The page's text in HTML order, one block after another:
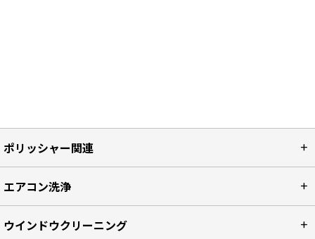
ポリッシャー関連
エアコン洗浄
ウインドウクリーニング